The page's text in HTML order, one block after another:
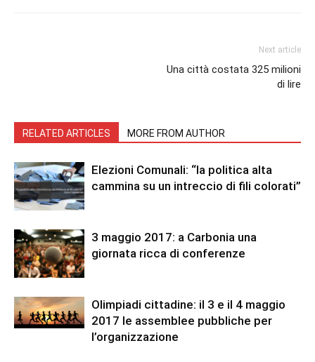
Next article
Una città costata 325 milioni
di lire
RELATED ARTICLES MORE FROM AUTHOR
Elezioni Comunali: “la politica alta
cammina su un intreccio di fili colorati”
3 maggio 2017: a Carbonia una
giornata ricca di conferenze
Olimpiadi cittadine: il 3 e il 4 maggio
2017 le assemblee pubbliche per
l’organizzazione